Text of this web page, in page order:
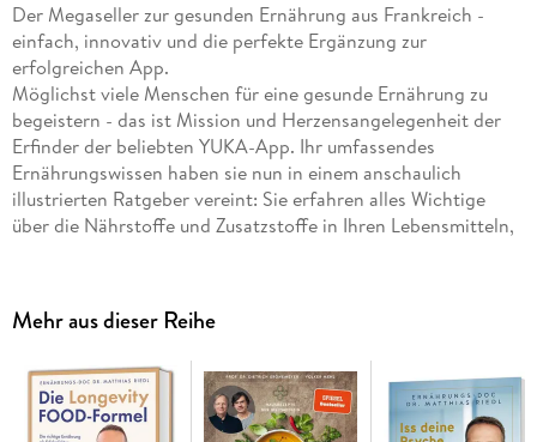
Der Megaseller zur gesunden Ernährung aus Frankreich -
einfach, innovativ und die perfekte Ergänzung zur
erfolgreichen App.
Möglichst viele Menschen für eine gesunde Ernährung zu
begeistern - das ist Mission und Herzensangelegenheit der
Erfinder der beliebten YUKA-App. Ihr umfassendes
Ernährungswissen haben sie nun in einem anschaulich
illustrierten Ratgeber vereint: Sie erfahren alles Wichtige
über die Nährstoffe und Zusatzstoffe in Ihren Lebensmitteln,
der Küche haushalten und natürlich auch, was eine gesunde
Mahlzeit ausmacht. Ein Grundlagenbuch, das richtig Spaß
macht, gesunde Ernährung für sich zu entdecken. 35
saisonale Rezepte runden dieses stimmige Gesamtkonzept
Mehr aus dieser Reihe